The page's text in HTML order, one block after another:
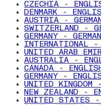
CZECHIA -
DENMARK -
AUSTRIA - GERMAN
SWITZERLAND -
GERMANY - GERMAN
INTERNATIONAL -
UNITED ARAB
AUSTRALIA -
CANADA -
GERMANY -
UNITED KINGDOM
NEW ZEALAND -
UNITED STATES -